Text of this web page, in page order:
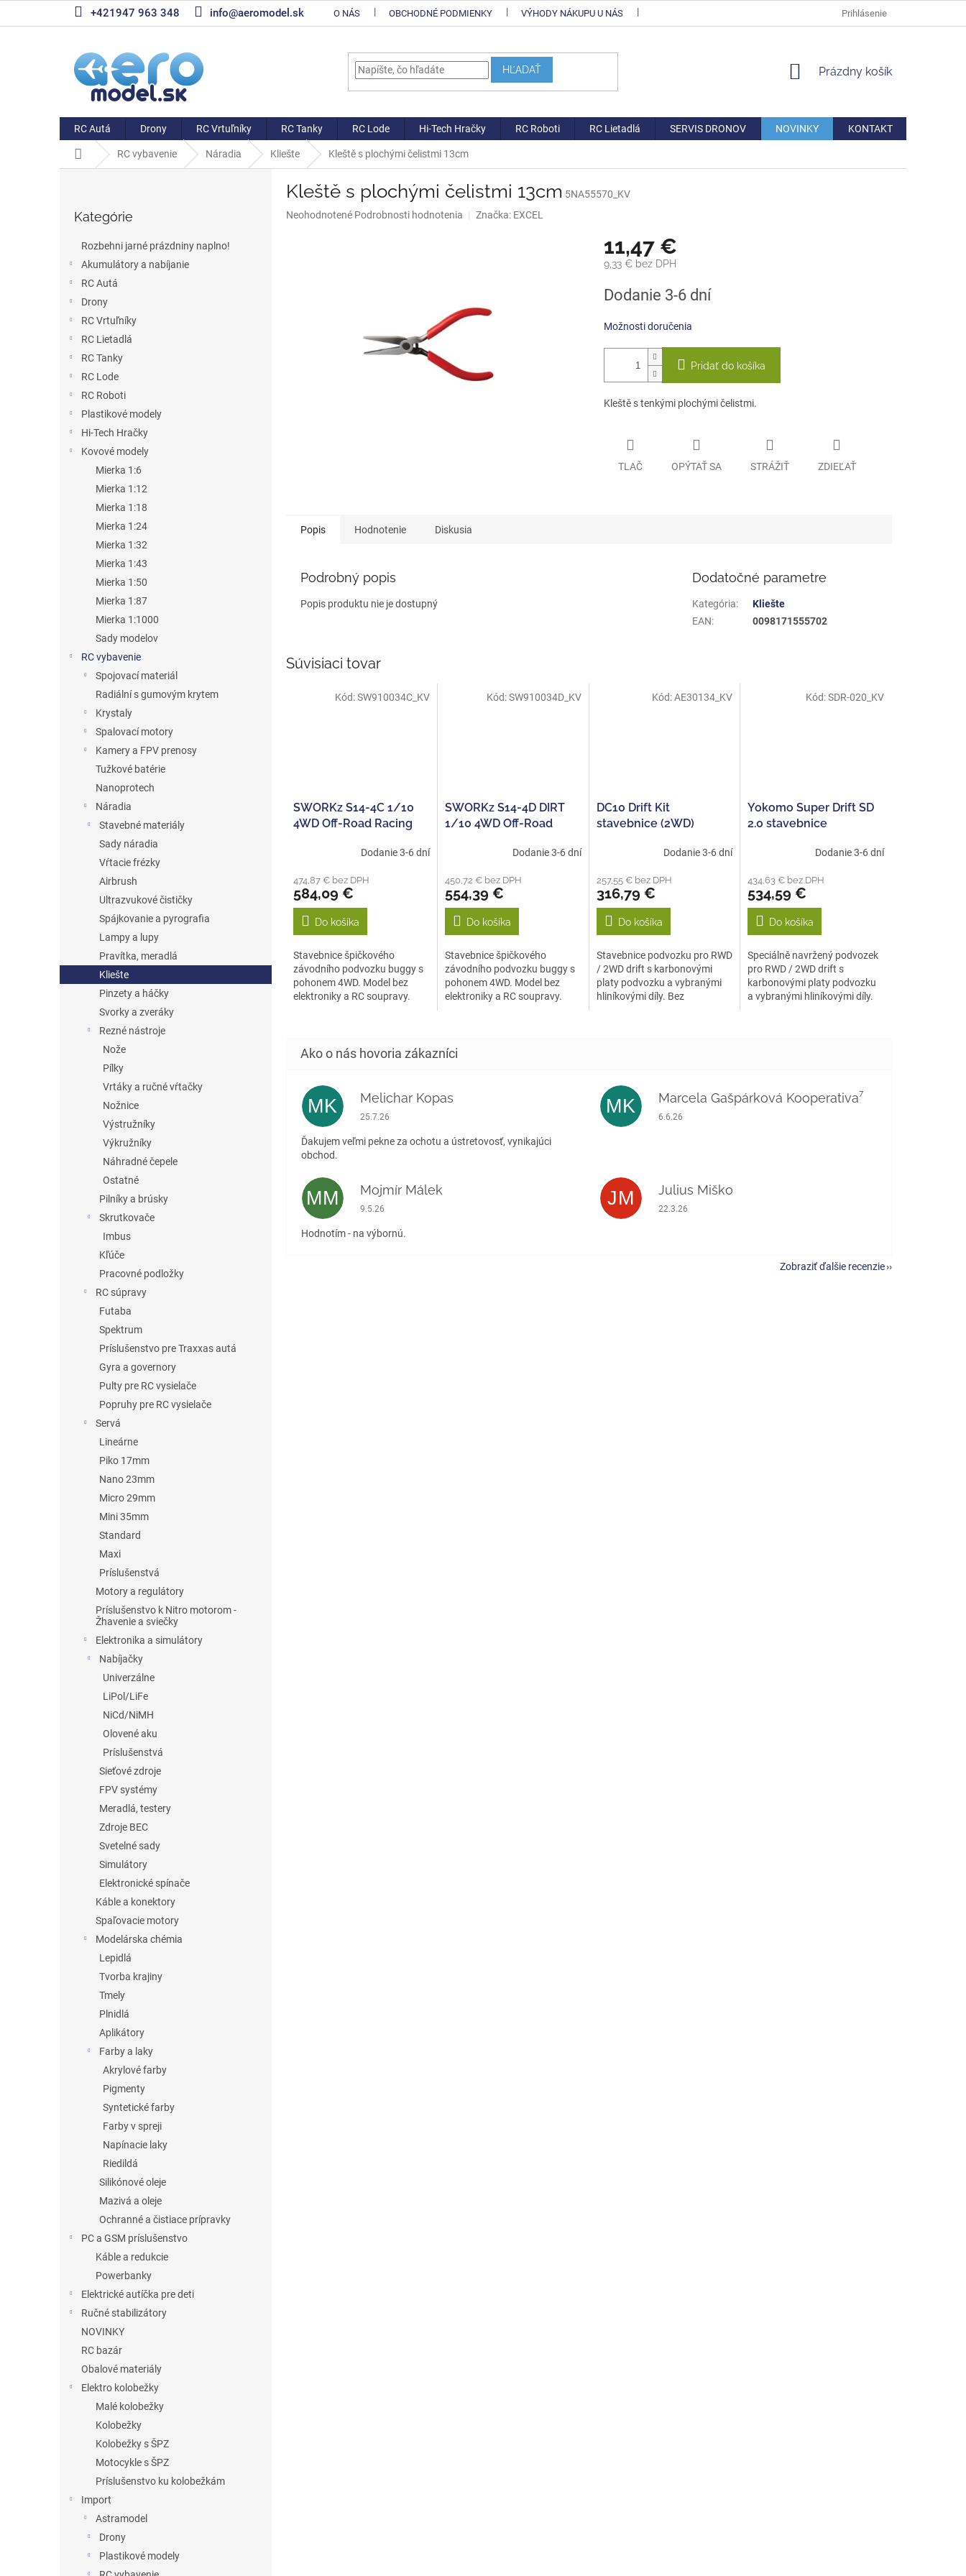
+421947 963 348 info@aeromodel.sk O NÁS OBCHODNÉ PODMIENKY VÝHODY NÁKUPU U NÁS AKO REKLAMOVAŤ/VRÁTIŤ
Prihlásenie
HĽADAŤ
NÁKUPNÝ
Prázdny košík
RC Autá Drony RC Vrtuľníky RC Tanky RC Lode Hi-Tech Hračky RC Roboti RC Lietadlá SERVIS DRONOV NOVINKY KONTAKT
DomovRC vybavenie Náradia Kliešte Kleště s plochými čelistmi 13cm
kategórie
Kategórie
Rozbehni jarné prázdniny naplno!
Akumulátory a nabíjanie
RC Autá
Drony
RC Vrtuľníky
RC Lietadlá
RC Tanky
RC Lode
RC Roboti
Plastikové modely
Hi-Tech Hračky
Kovové modely
Mierka 1:6
Mierka 1:12
Mierka 1:18
Mierka 1:24
Mierka 1:32
Mierka 1:43
Mierka 1:50
Mierka 1:87
Mierka 1:1000
Sady modelov
RC vybavenie
Spojovací materiál
Radiální s gumovým krytem
Krystaly
Spalovací motory
Kamery a FPV prenosy
Tužkové batérie
Nanoprotech
Náradia
Stavebné materiály
Sady náradia
Vŕtacie frézky
Airbrush
Ultrazvukové čističky
Spájkovanie a pyrografia
Lampy a lupy
Pravítka, meradlá
Kliešte
Pinzety a háčky
Svorky a zveráky
Rezné nástroje
Nože
Pílky
Vrtáky a ručné vŕtačky
Nožnice
Výstružníky
Výkružníky
Náhradné čepele
Ostatné
Pilníky a brúsky
Skrutkovače
Imbus
Kľúče
Pracovné podložky
RC súpravy
Futaba
Spektrum
Príslušenstvo pre Traxxas autá
Gyra a governory
Pulty pre RC vysielače
Popruhy pre RC vysielače
Servá
Lineárne
Piko 17mm
Nano 23mm
Micro 29mm
Mini 35mm
Standard
Maxi
Príslušenstvá
Motory a regulátory
Príslušenstvo k Nitro motorom -
Žhavenie a sviečky
Elektronika a simulátory
Nabíjačky
Univerzálne
LiPol/LiFe
NiCd/NiMH
Olovené aku
Príslušenstvá
Sieťové zdroje
FPV systémy
Meradlá, testery
Zdroje BEC
Svetelné sady
Simulátory
Elektronické spínače
Káble a konektory
Spaľovacie motory
Modelárska chémia
Lepidlá
Tvorba krajiny
Tmely
Plnidlá
Aplikátory
Farby a laky
Akrylové farby
Pigmenty
Syntetické farby
Farby v spreji
Napínacie laky
Riedildá
Silikónové oleje
Mazivá a oleje
Ochranné a čistiace prípravky
PC a GSM príslušenstvo
Káble a redukcie
Powerbanky
Elektrické autíčka pre deti
Ručné stabilizátory
NOVINKY
RC bazár
Obalové materiály
Elektro kolobežky
Malé kolobežky
Kolobežky
Kolobežky s ŠPZ
Motocykle s ŠPZ
Príslušenstvo ku kolobežkám
Import
Astramodel
Drony
Plastikové modely
Kleště s plochými čelistmi 13cm 5NA55570_KV
Priemerné
Neohodnotené Podrobnosti hodnotenia Značka: EXCEL
11,47 €
9,33 € bez DPH
cena:
Dodanie 3-6 dní
Možnosti doručenia
Pridať do košíka
Kleště s tenkými plochými čelistmi.
TLAČ OPÝTAŤ SA STRÁŽIŤ ZDIEĽAŤ
Popis Hodnotenie Diskusia
Podrobný popis
Popis produktu nie je dostupný
Dodatočné parametre
Kategória:
Kliešte
EAN: 0098171555702
Súvisiaci tovar
SWORKz S14-4C 1/10
4WD Off-Road Racing
Dodanie 3-6 dní
474,87 € bez DPH
584,09 €
Do košíka
Stavebnice špičkového
závodního podvozku buggy s
pohonem 4WD. Model bez
elektroniky a RC soupravy.
Kód:SW910034C_KV
SWORKz S14-4D DIRT
1/10 4WD Off-Road
Dodanie 3-6 dní
450,72 € bez DPH
554,39 €
Do košíka
Stavebnice špičkového
závodního podvozku buggy s
pohonem 4WD. Model bez
elektroniky a RC soupravy.
Kód:SW910034D_KV
DC10 Drift Kit
stavebnice (2WD)
Dodanie 3-6 dní
257,55 € bez DPH
316,79 €
Do košíka
Stavebnice podvozku pro RWD
/ 2WD drift s karbonovými
platy podvozku a vybranými
hliníkovými díly. Bez
Kód:AE30134_KV
Yokomo Super Drift SD
2.0 stavebnice
Dodanie 3-6 dní
434,63 € bez DPH
534,59 €
Do košíka
Speciálně navržený podvozek
pro RWD / 2WD drift s
karbonovými platy podvozku
a vybranými hliníkovými díly.
Kód:SDR-020_KV
MK Melichar Kopas
Hodnotenie obchodu je 5 z 5 hviezdičiek.
25.7.26
Ďakujem veľmi pekne za ochotu a ústretovosť, vynikajúci
obchod.
MK Marcela Gašpárková Kooperativa⁷
Hodnotenie obchodu je 5 z 5 hviezdičiek.
6.6.26
MM Mojmír Málek
Hodnotenie obchodu je 5 z 5 hviezdičiek.
9.5.26
Hodnotím - na výbornú.
JM Julius Miško
Hodnotenie obchodu je 5 z 5 hviezdičiek.
22.3.26
Zobraziť ďalšie recenzie